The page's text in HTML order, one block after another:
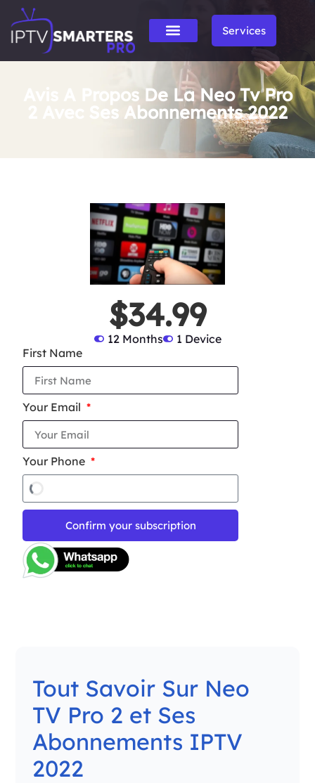
Services
Avis A Propos De La Neo Tv Pro
2 Avec Ses Abonnements 2022
$34.99
12 Months
1 Device
First Name
Your Email
Your Phone
Confirm your subscription
Tout Savoir Sur Neo
TV Pro 2 et Ses
Abonnements IPTV
2022